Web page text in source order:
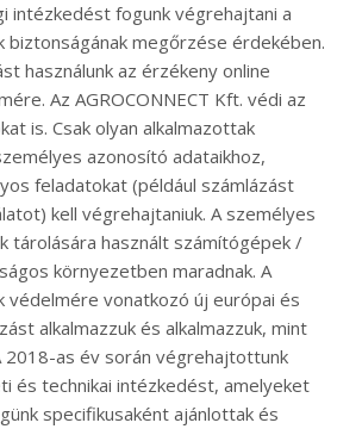
intézkedést fogunk végrehajtani a
biztonságának megőrzése érdekében.
használunk az érzékeny online
Az AGROCONNECT Kft. védi az
is. Csak olyan alkalmazottak
azonosító adataikhoz,
feladatokat (például számlázást
kell végrehajtaniuk. A személyes
tárolására használt számítógépek /
környezetben maradnak. A
védelmére vonatkozó új európai és
alkalmazzuk és alkalmazzuk, mint
2018-as év során végrehajtottunk
és technikai intézkedést, amelyeket
specifikusaként ajánlottak és